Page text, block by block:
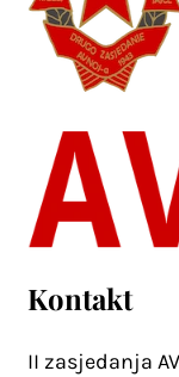
Kontakt
II zasjedanja